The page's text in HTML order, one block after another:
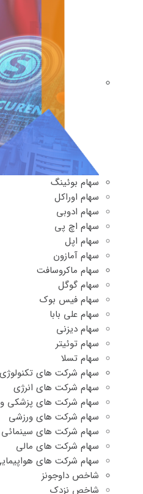
سهام بوئینگ
سهام اوراکل
سهام ادوبی
سهام اچ پی
سهام اپل
سهام آمازون
سهام ماکروسافت
سهام گوگل
سهام فیس بوک
سهام علی بابا
سهام دیزنی
سهام توئیتر
سهام تسلا
سهام شرکت های تکنولوژی
سهام شرکت های انرژی
سهام شرکت های پزشکی و
سهام شرکت های ورزشی
سهام شرکت های سینمائی
سهام شرکت های مالی
سهام شرکت های
شاخص داوجونز
شاخص نزدک